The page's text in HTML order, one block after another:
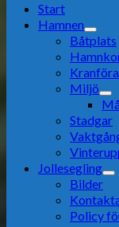
Start
Hamnen
Båtplats
Miljö
Stadgar
Jollesegling
Bilder
Policy